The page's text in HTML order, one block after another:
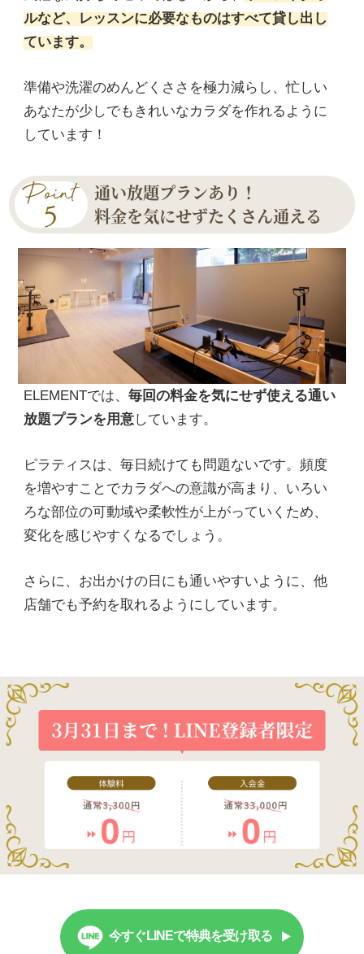
ルなど、レッスンに必要なものはすべて貸し出し
ています。
準備や洗濯のめんどくささを極力減らし、忙しい
あなたが少しでもきれいなカラダを作れるように
しています！
通い放題プランあり！
料金を気にせずたくさん通える
ELEMENTでは、毎回の料金を気にせず使える通い
放題プランを用意しています。
ピラティスは、毎日続けても問題ないです。頻度
を増やすことでカラダへの意識が高まり、いろい
ろな部位の可動域や柔軟性が上がっていくため、
変化を感じやすくなるでしょう。
さらに、お出かけの日にも通いやすいように、他
店舗でも予約を取れるようにしています。
今すぐLINEで特典を受け取る